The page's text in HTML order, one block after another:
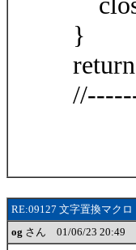
}
RE:09127 文字置換マクロ
og さん 01/06/23 20:49